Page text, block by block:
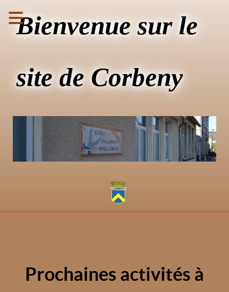
Bienvenue sur le
site de Corbeny
Prochaines activités à